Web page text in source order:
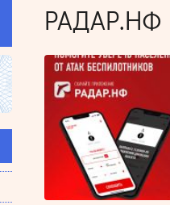
РАДАР.НФ